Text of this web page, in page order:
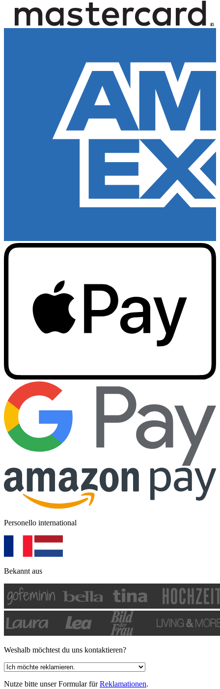
Personello international
Bekannt aus
Weshalb möchtest du uns kontaktieren?
Nutze bitte unser Formular fürReklamationen.